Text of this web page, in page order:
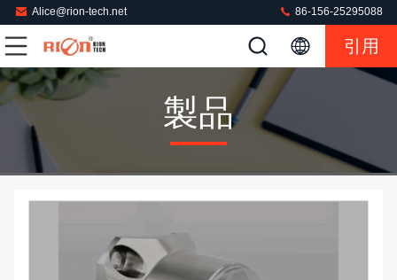
Alice@rion-tech.net 86-156-25295088
引用
製品